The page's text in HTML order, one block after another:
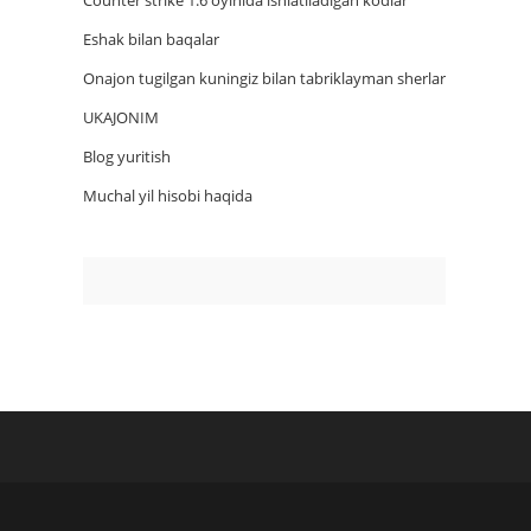
Eshak bilan baqalar
Onajon tugilgan kuningiz bilan tabriklayman sherlar
UKAJONIM
Blog yuritish
Muchal yil hisobi haqida